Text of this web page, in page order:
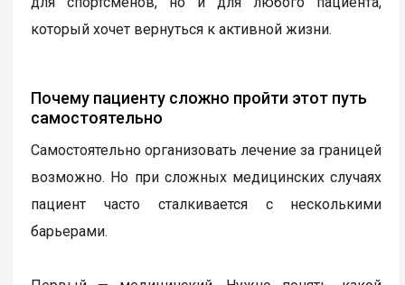
который хочет вернуться к активной жизни.
Почему пациенту сложно пройти этот путь
самостоятельно
Самостоятельно организовать лечение за границей
возможно. Но при сложных медицинских случаях
пациент часто сталкивается с несколькими
барьерами.